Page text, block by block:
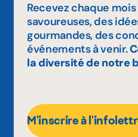
Recevez chaque
savoureuses, des
gourmandes, des
événements à venir.
la diversité de notre
M'inscrire à